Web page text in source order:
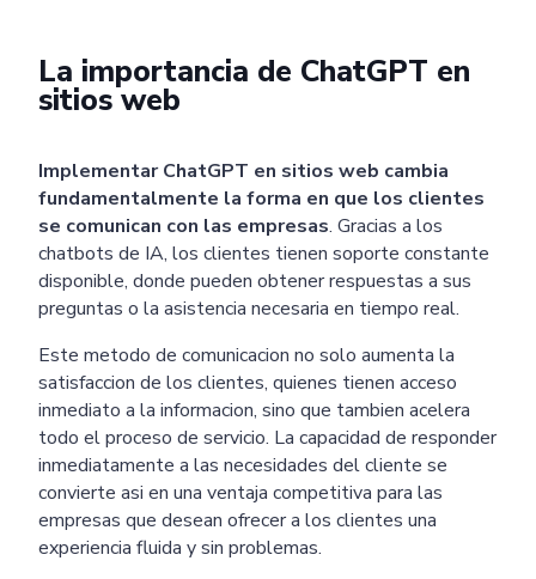
La importancia de ChatGPT en
sitios web
Implementar ChatGPT en sitios web cambia
fundamentalmente la forma en que los clientes
se comunican con las empresas. Gracias a los
chatbots de IA, los clientes tienen soporte constante
disponible, donde pueden obtener respuestas a sus
preguntas o la asistencia necesaria en tiempo real.
Este metodo de comunicacion no solo aumenta la
satisfaccion de los clientes, quienes tienen acceso
inmediato a la informacion, sino que tambien acelera
todo el proceso de servicio. La capacidad de responder
inmediatamente a las necesidades del cliente se
convierte asi en una ventaja competitiva para las
empresas que desean ofrecer a los clientes una
experiencia fluida y sin problemas.